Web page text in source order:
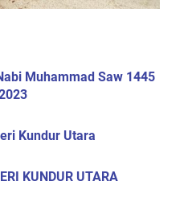
Muhammad Saw 1445
Kundur Utara
KUNDUR UTARA